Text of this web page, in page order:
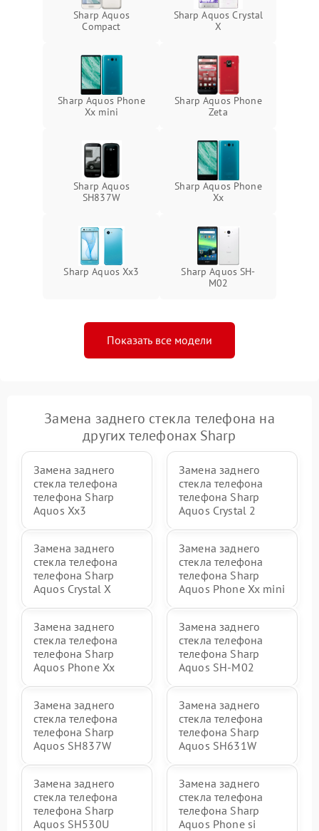
Sharp Aquos
Compact
Sharp Aquos Crystal
X
Sharp Aquos Phone
Xx mini
Sharp Aquos Phone
Zeta
Sharp Aquos
SH837W
Sharp Aquos Phone
Xx
Sharp Aquos Xx3
Sharp Aquos SH-
M02
Показать все модели
Замена заднего стекла телефона на
других телефонах Sharp
Замена заднего
стекла телефона
телефона Sharp
Aquos Xx3
Замена заднего
стекла телефона
телефона Sharp
Aquos Crystal 2
Замена заднего
стекла телефона
телефона Sharp
Aquos Crystal X
Замена заднего
стекла телефона
телефона Sharp
Aquos Phone Xx mini
Замена заднего
стекла телефона
телефона Sharp
Aquos Phone Xx
Замена заднего
стекла телефона
телефона Sharp
Aquos SH-M02
Замена заднего
стекла телефона
телефона Sharp
Aquos SH837W
Замена заднего
стекла телефона
телефона Sharp
Aquos SH631W
Замена заднего
стекла телефона
телефона Sharp
Aquos SH530U
Замена заднего
стекла телефона
телефона Sharp
Aquos Phone si